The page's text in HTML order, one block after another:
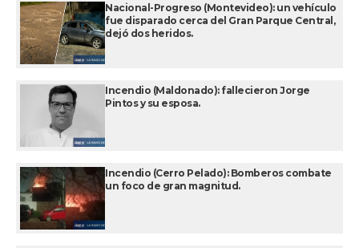
Nacional-Progreso (Montevideo): un vehículo
fue disparado cerca del Gran Parque Central,
dejó dos heridos.
Incendio (Maldonado): fallecieron Jorge
Pintos y su esposa.
Incendio (Cerro Pelado): Bomberos combate
un foco de gran magnitud.